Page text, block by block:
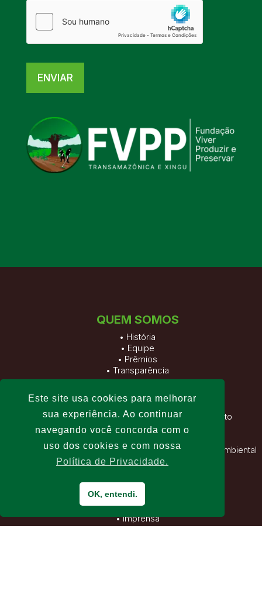
ENVIAR
QUEM SOMOS
• História
• Equipe
• Prêmios
•Transparência
EIXOS DE ATUAÇÃO
• Infraestrutura e Logística para o desenvolvimento
• Serviços Sociais Básicos e Direitos Humanos
• Desenvolvimento econômico com sustentabilidade ambiental
• Governança Socioambiental
BIBLIOTECA
•Documentos Institucionais
•Imprensa
•Apresentações
Este site usa cookies para melhorar
sua experiência. Ao continuar
navegando você concorda com o
uso dos cookies e com nossa
Política de Privacidade.
OK, entendi.